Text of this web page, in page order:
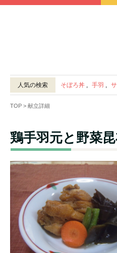
人気の検索 そぼろ丼 , 手羽 ,
TOP > 献立詳細
鶏手羽元と野菜